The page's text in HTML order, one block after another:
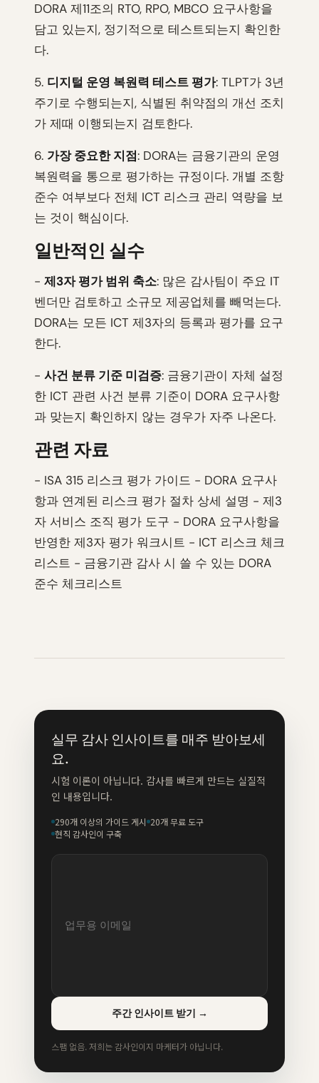
DORA 제11조의 RTO, RPO, MBCO 요구사항을
담고 있는지, 정기적으로 테스트되는지 확인한
다.
5. 디지털 운영 복원력 테스트 평가: TLPT가 3년
주기로 수행되는지, 식별된 취약점의 개선 조치
가 제때 이행되는지 검토한다.
6. 가장 중요한 지점: DORA는 금융기관의 운영
복원력을 통으로 평가하는 규정이다. 개별 조항
준수 여부보다 전체 ICT 리스크 관리 역량을 보
는 것이 핵심이다.
일반적인 실수
- 제3자 평가 범위 축소: 많은 감사팀이 주요 IT
벤더만 검토하고 소규모 제공업체를 빼먹는다.
DORA는 모든 ICT 제3자의 등록과 평가를 요구
한다.
- 사건 분류 기준 미검증: 금융기관이 자체 설정
한 ICT 관련 사건 분류 기준이 DORA 요구사항
과 맞는지 확인하지 않는 경우가 자주 나온다.
관련 자료
- ISA 315 리스크 평가 가이드 - DORA 요구사
항과 연계된 리스크 평가 절차 상세 설명 - 제3
자 서비스 조직 평가 도구 - DORA 요구사항을
반영한 제3자 평가 워크시트 - ICT 리스크 체크
리스트 - 금융기관 감사 시 쓸 수 있는 DORA
준수 체크리스트
실무 감사 인사이트를 매주 받아보세
요.
시험 이론이 아닙니다. 감사를 빠르게 만드는 실질적
인 내용입니다.
290개 이상의 가이드 게시 20개 무료 도구
현직 감사인이 구축
주간 인사이트 받기 →
스팸 없음. 저희는 감사인이지 마케터가 아닙니다.